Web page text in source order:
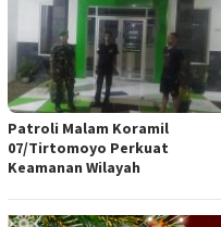
Patroli Malam Koramil
07/Tirtomoyo Perkuat
Keamanan Wilayah